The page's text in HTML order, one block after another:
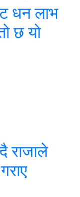
धन लाभ
छ यो
राजाले